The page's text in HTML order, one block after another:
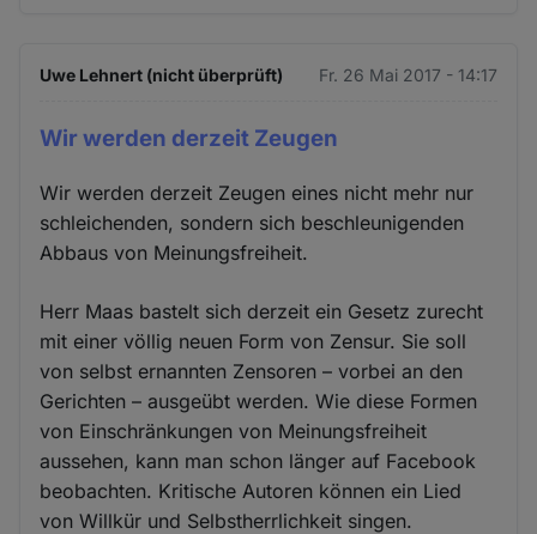
Uwe Lehnert (nicht überprüft) Fr. 26 Mai 2017 - 14:17
Wir werden derzeit Zeugen
Wir werden derzeit Zeugen eines nicht mehr nur
schleichenden, sondern sich beschleunigenden
Abbaus von Meinungsfreiheit.
Herr Maas bastelt sich derzeit ein Gesetz zurecht
mit einer völlig neuen Form von Zensur. Sie soll
von selbst ernannten Zensoren – vorbei an den
Gerichten – ausgeübt werden. Wie diese Formen
von Einschränkungen von Meinungsfreiheit
aussehen, kann man schon länger auf Facebook
beobachten. Kritische Autoren können ein Lied
von Willkür und Selbstherrlichkeit singen.